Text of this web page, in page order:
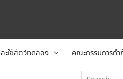
ะใช้สัตว์ทดลอง คณะกรรมการก
Search